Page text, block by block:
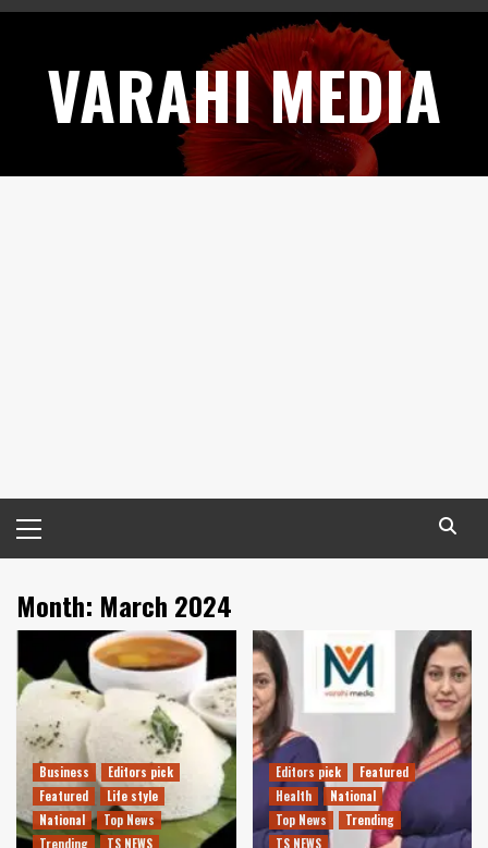
Skip
contentVARAHI MEDIA
Menu
Month: March 2024
Business
Editors pick
Featured
Life style
National
Top News
Trending
TS NEWS
Editors pick
Featured
Health
National
Top News
Trending
TS NEWS